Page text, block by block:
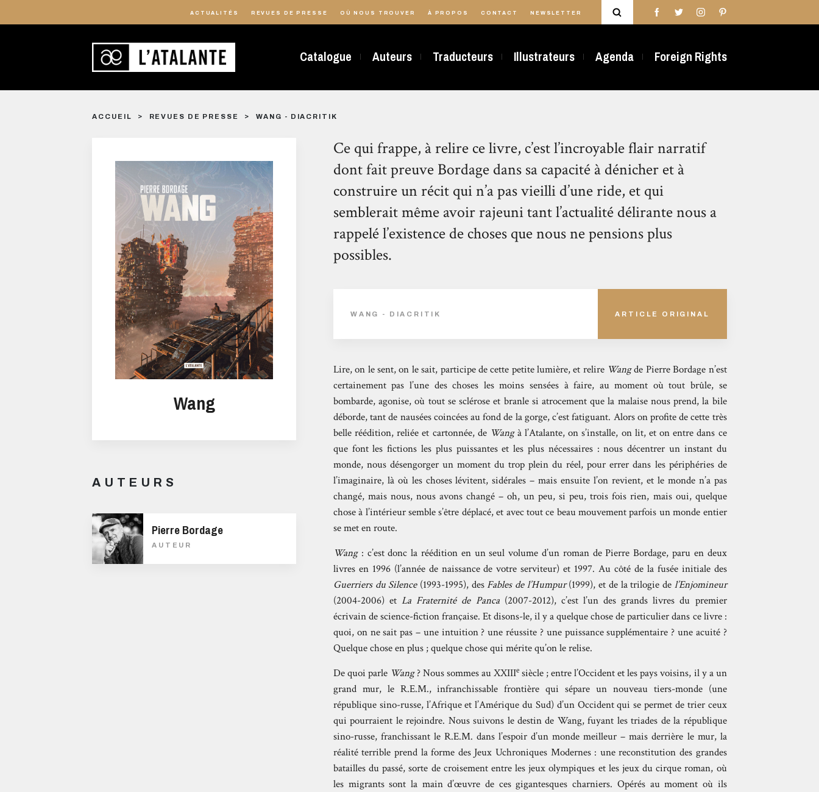
ACTUALITÉS REVUES DE PRESSE OÙ NOUS TROUVER À PROPOS CONTACT NEWSLETTER
Catalogue Auteurs Traducteurs Illustrateurs Agenda Foreign Rights
ACCUEIL REVUES DE PRESSE WANG - DIACRITIK
Wang
AUTEURS
Pierre Bordage
AUTEUR
Ce qui frappe, à relire ce livre, c’est l’incroyable flair narratif
dont fait preuve Bordage dans sa capacité à dénicher et à
construire un récit qui n’a pas vieilli d’une ride, et qui
semblerait même avoir rajeuni tant l’actualité délirante nous a
rappelé l’existence de choses que nous ne pensions plus
possibles.
WANG - DIACRITIK ARTICLE ORIGINAL
Lire, on le sent, on le sait, participe de cette petite lumière, et relire Wangde Pierre Bordage n’est
certainement pas l’une des choses les moins sensées à faire, au moment où tout brûle, se
bombarde, agonise, où tout se sclérose et branle si atrocement que la malaise nous prend, la bile
déborde, tant de nausées coincées au fond de la gorge, c’est fatiguant. Alors on profite de cette très
belle réédition, reliée et cartonnée, de Wangà l’Atalante, on s’installe, on lit, et on entre dans ce
que font les fictions les plus puissantes et les plus nécessaires : nous décentrer un instant du
monde, nous désengorger un moment du trop plein du réel, pour errer dans les périphéries de
l’imaginaire, là où les choses lévitent, sidérales – mais ensuite l’on revient, et le monde n’a pas
changé, mais nous, nous avons changé – oh, un peu, si peu, trois fois rien, mais oui, quelque
chose à l’intérieur semble s’être déplacé, et avec tout ce beau mouvement parfois un monde entier
se met en route.
Wang: c’est donc la réédition en un seul volume d’un roman de Pierre Bordage, paru en deux
livres en 1996 (l’année de naissance de votre serviteur) et 1997. Au côté de la fusée initiale des
Guerriers du Silence (1993-1995), des Fables de l’Humpur(1999), et de la trilogie de l’Enjomineur
(2004-2006) etLa Fraternité de Panca (2007-2012), c’est l’un des grands livres du premier
écrivain de science-fiction française. Et disons-le, il y a quelque chose de particulier dans ce livre :
quoi, on ne sait pas – une intuition ? une réussite ? une puissance supplémentaire ? une acuité ?
Quelque chose en plus ; quelque chose qui mérite qu’on le relise.
De quoi parle Wang? Nous sommes au XXIIIe siècle ; entre l’Occident et les pays voisins, il y a un
grand mur, le R.E.M., infranchissable frontière qui sépare un nouveau tiers-monde (une
république sino-russe, l’Afrique et l’Amérique du Sud) d’un Occident qui se permet de trier ceux
qui pourraient le rejoindre. Nous suivons le destin de Wang, fuyant les triades de la république
sino-russe, franchissant le R.E.M. dans l’espoir d’un monde meilleur – mais derrière le mur, la
réalité terrible prend la forme des Jeux Uchroniques Modernes : une reconstitution des grandes
batailles du passé, sorte de croisement entre les jeux olympiques et les jeux du cirque roman, où
les migrants sont la main d’œuvre de ces gigantesques charniers. Opérés au moment où ils